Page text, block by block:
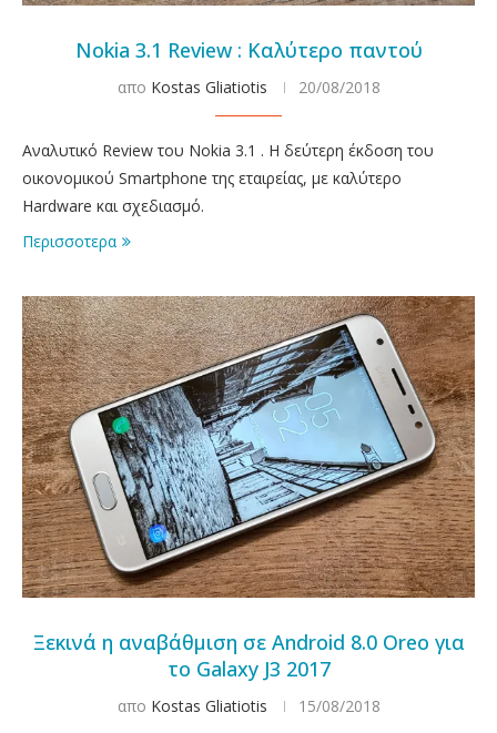
Nokia 3.1 Review : Καλύτερο παντού
απο Kostas Gliatiotis 20/08/2018
Αναλυτικό Review του Nokia 3.1 . Η δεύτερη έκδοση του
οικονομικού Smartphone της εταιρείας, με καλύτερο
Hardware και σχεδιασμό.
Περισσοτερα
Ξεκινά η αναβάθμιση σε Android 8.0 Oreo για
το Galaxy J3 2017
απο Kostas Gliatiotis 15/08/2018